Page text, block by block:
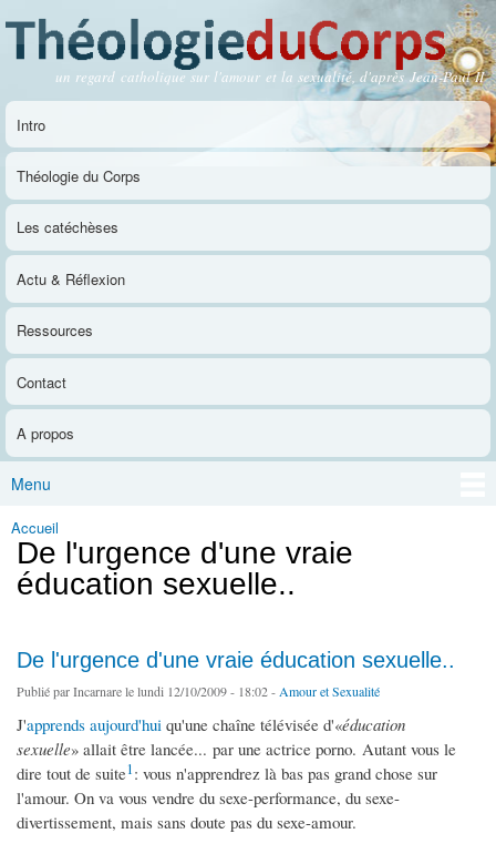
contenu
principal
Théologie du Corps
un regard catholique sur l'amour et la sexualité, d'après Jean-Paul II
Menu principal
Intro
Théologie du Corps
Les catéchèses
Actu & Réflexion
Ressources
Contact
A propos
Menu
Vous êtes ici
Accueil
De l'urgence d'une vraie
éducation sexuelle..
De l'urgence d'une vraie éducation sexuelle..
Publié parIncarnarele lundi 12/10/2009 - 18:02 -Amour et Sexualité
J'apprends aujourd'hui qu'une chaîne télévisée d'«éducation
sexuelle» allait être lancée... par une actrice porno. Autant vous le
dire tout de suite1: vous n'apprendrez là bas pas grand chose sur
l'amour. On va vous vendre du sexe-performance, du sexe-
divertissement, mais sans doute pas du sexe-amour.